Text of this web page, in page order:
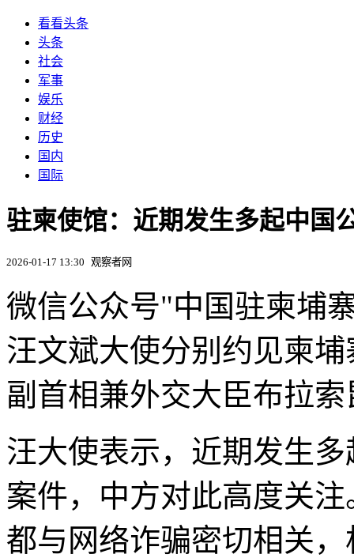
看看头条
头条
社会
军事
娱乐
财经
历史
国内
国际
驻柬使馆：近期发生多起中国
2026-01-17 13:30 观察者网
微信公众号"中国驻柬埔
汪文斌大使分别约见柬
副首相兼外交大臣布拉索
汪大使表示，近期发生
案件，中方对此高度关
都与网络诈骗密切相关